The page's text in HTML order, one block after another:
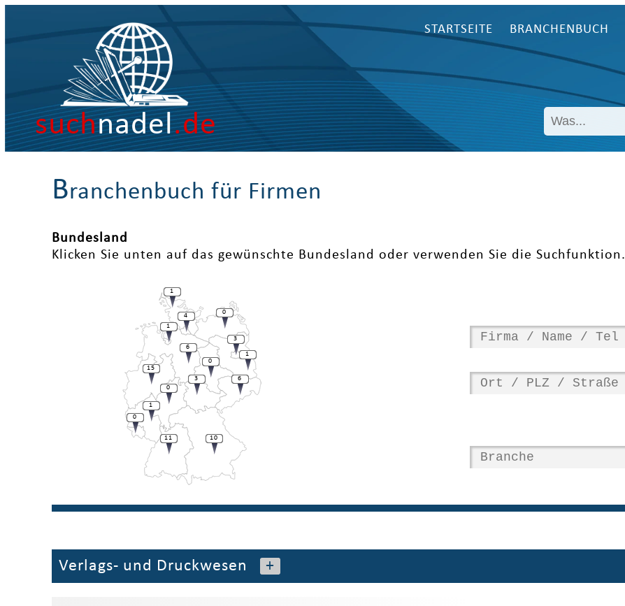
suchnadel.de
STARTSEITE BRANCHENBUCH
Branchenbuch für Firmen
Bundesland
Klicken Sie unten auf das gewünschte Bundesland oder verwenden Sie die Suchfunktion.
6
1
15
3
0
0
4
1
1
6
0
0
1
11
3
10
Verlags- und Druckwesen +